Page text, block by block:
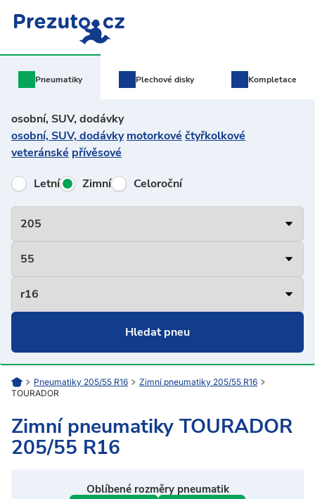
Pneumatiky Plechovédisky Kompletace
osobní, SUV, dodávky
osobní, SUV, dodávky motorkové čtyřkolkové
veteránské přívěsové
Letní
Zimní Celoroční
Pneumatiky 205/55 R16
Zimní pneumatiky 205/55 R16
TOURADOR
Zimní pneumatiky TOURADOR
205/55 R16
Oblíbené rozměry pneumatik